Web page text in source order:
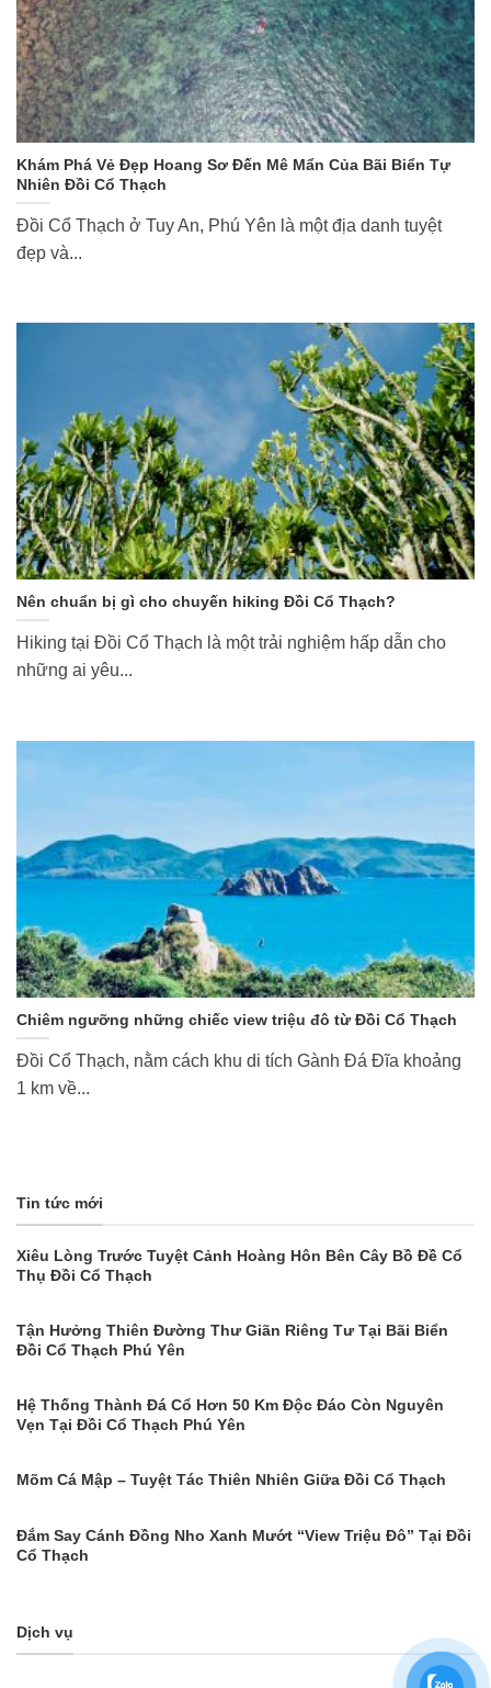
Khám Phá Vẻ Đẹp Hoang Sơ Đến Mê Mẩn Của Bãi Biển Tự
Nhiên Đồi Cổ Thạch
Đồi Cổ Thạch ở Tuy An, Phú Yên là một địa danh tuyệt
đẹp và...
Nên chuẩn bị gì cho chuyến hiking Đồi Cổ Thạch?
Hiking tại Đồi Cổ Thạch là một trải nghiệm hấp dẫn cho
những ai yêu...
Chiêm ngưỡng những chiếc view triệu đô từ Đồi Cổ Thạch
Đồi Cổ Thạch, nằm cách khu di tích Gành Đá Đĩa khoảng
1 km về...
Tin tức mới
Xiêu Lòng Trước Tuyệt Cảnh Hoàng Hôn Bên Cây Bồ Đề Cổ
Thụ Đồi Cổ Thạch
Tận Hưởng Thiên Đường Thư Giãn Riêng Tư Tại Bãi Biển
Đồi Cổ Thạch Phú Yên
Hệ Thống Thành Đá Cổ Hơn 50 Km Độc Đáo Còn Nguyên
Vẹn Tại Đồi Cổ Thạch Phú Yên
Mõm Cá Mập – Tuyệt Tác Thiên Nhiên Giữa Đồi Cổ Thạch
Đắm Say Cánh Đồng Nho Xanh Mướt “View Triệu Đô” Tại Đồi
Cổ Thạch
Dịch vụ